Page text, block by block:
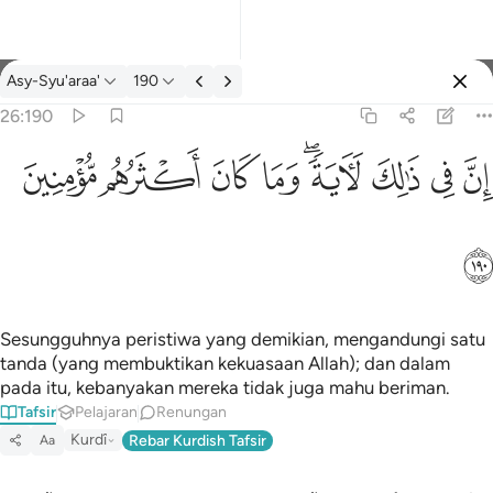
Tafsir: Asy-Syu'araa' 26:190
Asy-Syu'araa' 190
26:190
ان في ذالك لاية وما كان اكثرهم مومنين ١٩٠
إِنَّ فِى ذَٰلِكَ لَـَٔايَةًۭ ۖ وَمَا كَانَ أَكْثَرُهُم مُّؤْمِنِينَ ١٩٠
ﱳﱴﱵﱶﱷﱸﱹﱺﱻ
ﱼ
Sesungguhnya peristiwa yang demikian, mengandungi satu
tanda (yang membuktikan kekuasaan Allah); dan dalam
pada itu, kebanyakan mereka tidak juga mahu beriman.
Tafsir Pelajaran Renungan
Aa Kurdî Rebar Kurdish Tafsir